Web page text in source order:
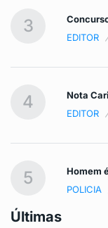
3
EDITOR
4
Nota
EDITOR
5
Homem
POLICIA
Últimas